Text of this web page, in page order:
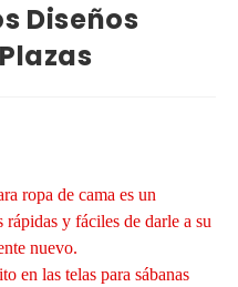
Diseños
ropa de cama es un
rápidas y fáciles de darle a su
nuevo.
en las telas para sábanas